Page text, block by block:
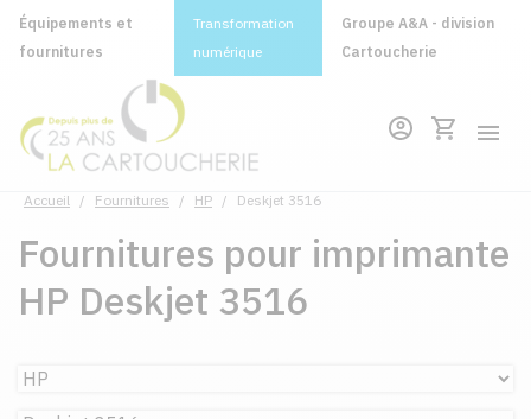
Équipements et
fournitures
Transformation
numérique
Groupe A&A - division
Cartoucherie
Accueil / Fournitures / HP / Deskjet 3516
Fournitures pour imprimante
HP Deskjet 3516